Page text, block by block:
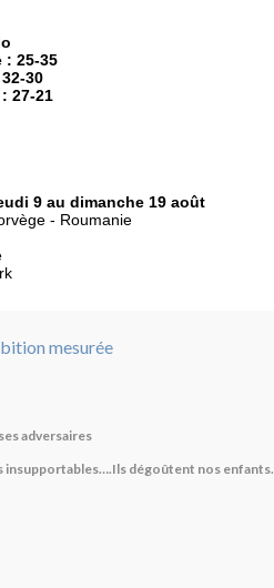
: 25-35
30
: 27-21
9 au dimanche 19 août
- Roumanie
adversaires
insupportables….Ils dégoûtent nos enfants.